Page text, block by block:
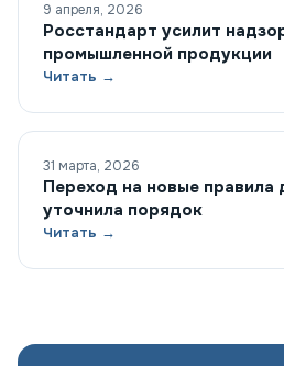
9 апреля, 2026
Росстандарт усилит
промышленной продукции
Читать →
31 марта, 2026
Переход на новые правила
уточнила порядок
Читать →